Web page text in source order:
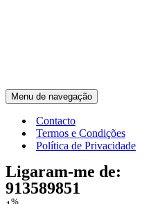
Menu de navegação
Contacto
Termos e Condições
Política de Privacidade
Ligaram-me de:
913589851
%